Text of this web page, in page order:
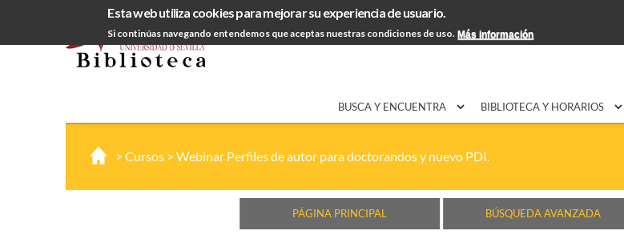
Esta web utiliza cookies para mejorar su experiencia de usuario.
Si continúas navegando entendemos que aceptas nuestras condiciones de uso. Más información
contenido
principal
EXPON@us.es Contacto
BUSCA Y ENCUENTRA BIBLIOTECA Y HORARIOS
> Cursos > Webinar Perfiles de autor para doctorandos y nuevo PDI.
PÁGINA PRINCIPAL BÚSQUEDA AVANZADA